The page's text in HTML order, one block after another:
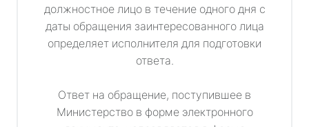
должностное лицо в течение одного дня с
даты обращения заинтересованного лица
определяет исполнителя для подготовки
ответа.
Ответ на обращение, поступившее в
Министерство в форме электронного